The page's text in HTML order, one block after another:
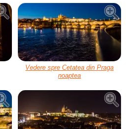
Vedere spre Cetatea din Praga
noaptea